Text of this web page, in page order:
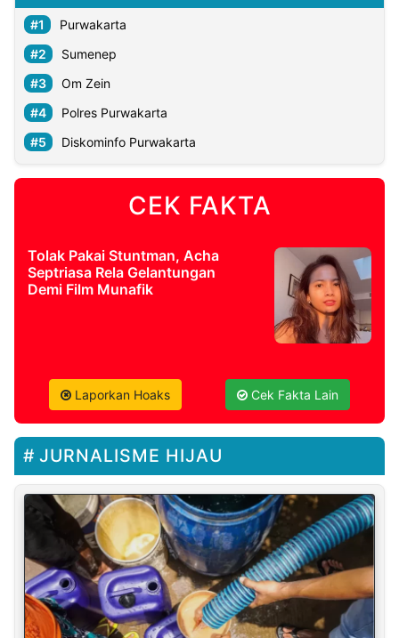
Purwakarta
Sumenep
Om Zein
Polres Purwakarta
Diskominfo Purwakarta
CEK FAKTA
Tolak Pakai Stuntman, Acha
Septriasa Rela Gelantungan
Demi Film Munafik
Laporkan Hoaks Cek Fakta Lain
JURNALISME HIJAU